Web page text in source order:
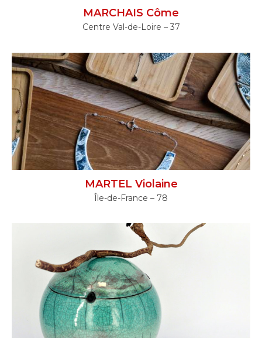
MARCHAIS Côme
Centre Val-de-Loire – 37
MARTEL Violaine
Île-de-France – 78